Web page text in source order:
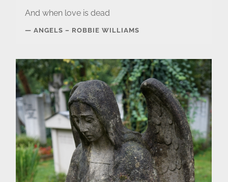
And when love is dead
ANGELS – ROBBIE WILLIAMS